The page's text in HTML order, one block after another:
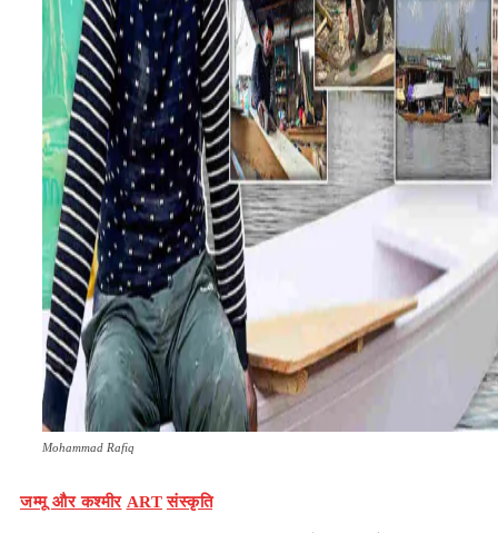
Mohammad Rafiq
जम्मू और कश्मीर ART संस्कृति